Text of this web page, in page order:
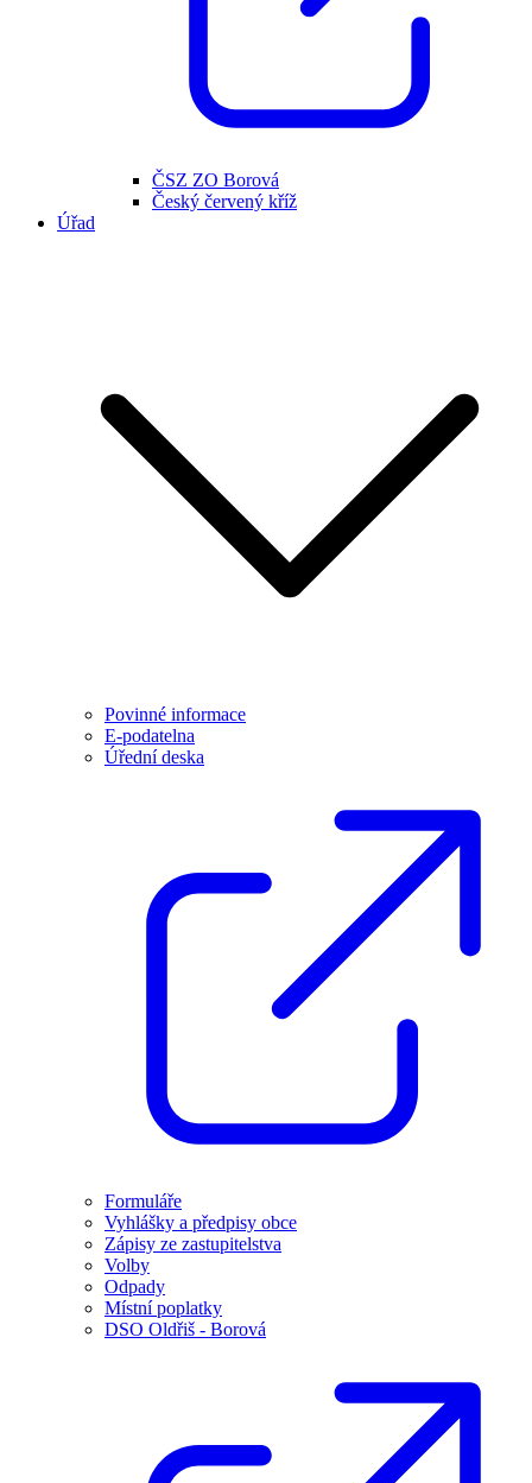
ČSZ ZO Borová
Český červený kříž
Úřad
Povinné informace
E-podatelna
Úřední deska
Formuláře
Vyhlášky a předpisy obce
Zápisy ze zastupitelstva
Volby
Odpady
Místní poplatky
DSO Oldřiš - Borová